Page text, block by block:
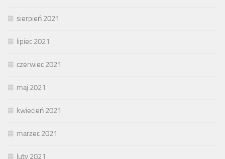
sierpień 2021
lipiec 2021
czerwiec 2021
maj 2021
kwiecień 2021
marzec 2021
luty 2021